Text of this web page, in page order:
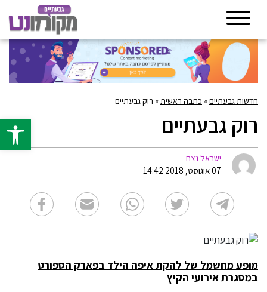
פתח
חדשות גבעתיים» כתבה ראשית » רוק גבעתיים
רוק גבעתיים
ישראל נצח
07 אוגוסט, 2018 14:42
מופע מחשמל של להקת איפה הילד בפארק הספורט
במסגרת אירועי הקיץ